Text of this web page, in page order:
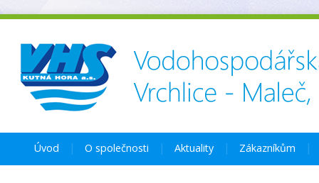
Úvod O společnosti Aktuality Zákazníkům